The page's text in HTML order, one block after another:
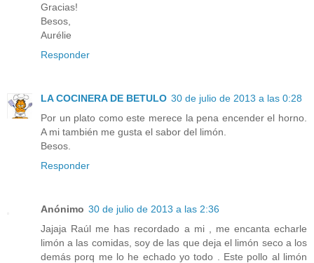
Gracias!
Besos,
Aurélie
Responder
LA COCINERA DE BETULO 30 de julio de 2013 a las 0:28
Por un plato como este merece la pena encender el horno.
A mi también me gusta el sabor del limón.
Besos.
Responder
Anónimo 30 de julio de 2013 a las 2:36
Jajaja Raúl me has recordado a mi , me encanta echarle
limón a las comidas, soy de las que deja el limón seco a los
demás porq me lo he echado yo todo . Este pollo al limón